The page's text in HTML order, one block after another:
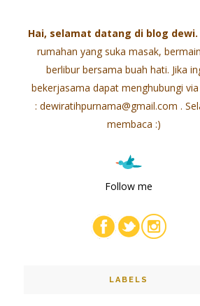
Hai, selamat datang di blog dewi.
rumahan yang suka masak,
berlibur bersama buah hati. Jika
bekerjasama dapat menghubungi
: dewiratihpurnama@gmail.com .
membaca :)
Follow me
LABELS